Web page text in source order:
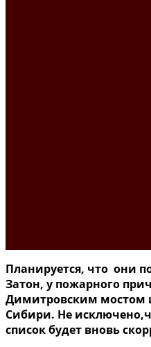
Планируется, что они
Затон, у пожарного
Димитровским мостом
Сибири. Не
список будет вновь